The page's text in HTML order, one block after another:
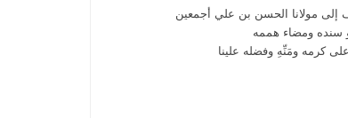
إلى مولانا الحسن بن علي أجمعين
سنده ومضاء هممه
كرمه ومَنِّهِ وفضله علينا